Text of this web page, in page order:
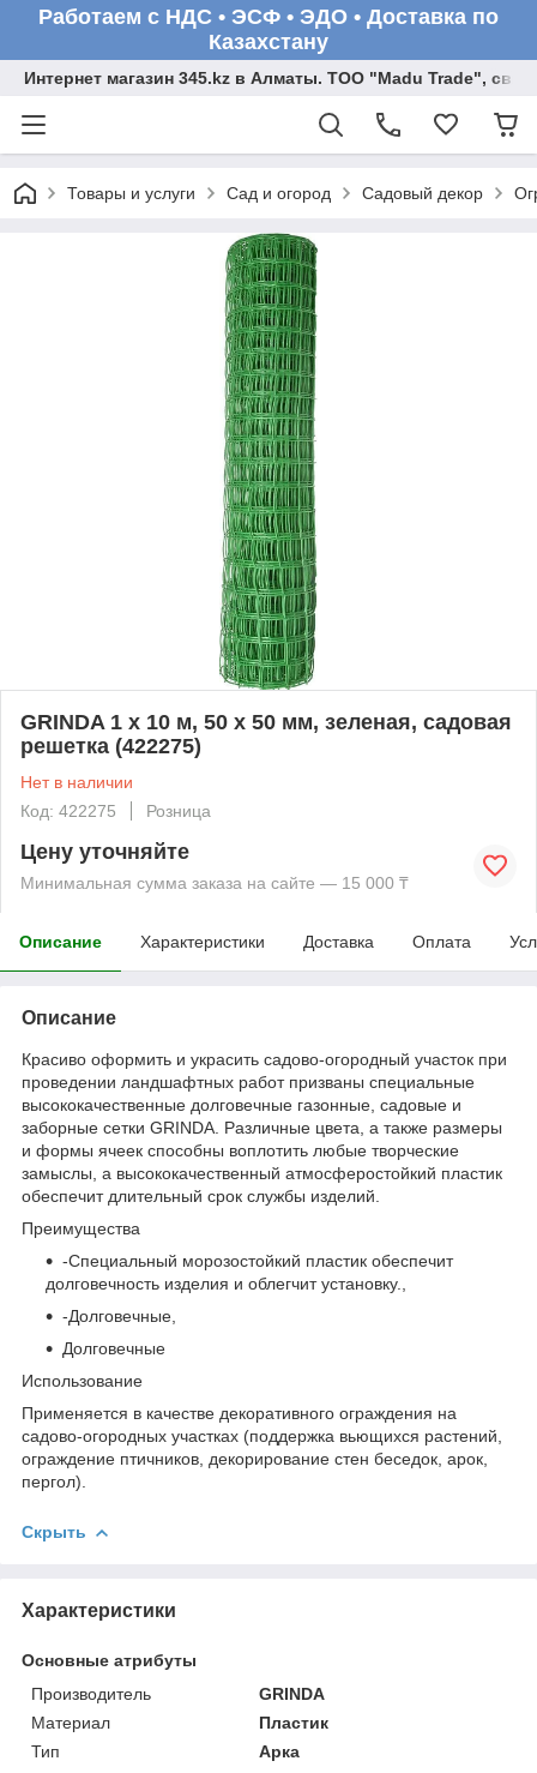
Работаем с НДС • ЭСФ • ЭДО • Доставка по
Казахстану
Интернет магазин 345.kz в Алматы. ТОО "Madu Trade",
Товары и услуги Сад и огород Садовый декор
GRINDA 1 x 10 м, 50 х 50 мм, зеленая, садовая
решетка (422275)
Нет в наличии
Код: 422275
Розница
Цену уточняйте
Минимальная сумма заказа на сайте — 15 000 ₸
Описание Характеристики Доставка Оплата
Описание
Красиво оформить и украсить садово-огородный участок при
проведении ландшафтных работ призваны специальные
высококачественные долговечные газонные, садовые и
заборные сетки GRINDA. Различные цвета, а также размеры
и формы ячеек способны воплотить любые творческие
замыслы, а высококачественный атмосферостойкий пластик
обеспечит длительный срок службы изделий.
Преимущества
-Специальный морозостойкий пластик обеспечит
долговечность изделия и облегчит установку.,
-Долговечные,
Долговечные
Использование
Применяется в качестве декоративного ограждения на
садово-огородных участках (поддержка вьющихся растений,
ограждение птичников, декорирование стен беседок, арок,
пергол).
Скрыть
Характеристики
Основные атрибуты
Производитель
GRINDA
Материал
Пластик
Тип
Арка